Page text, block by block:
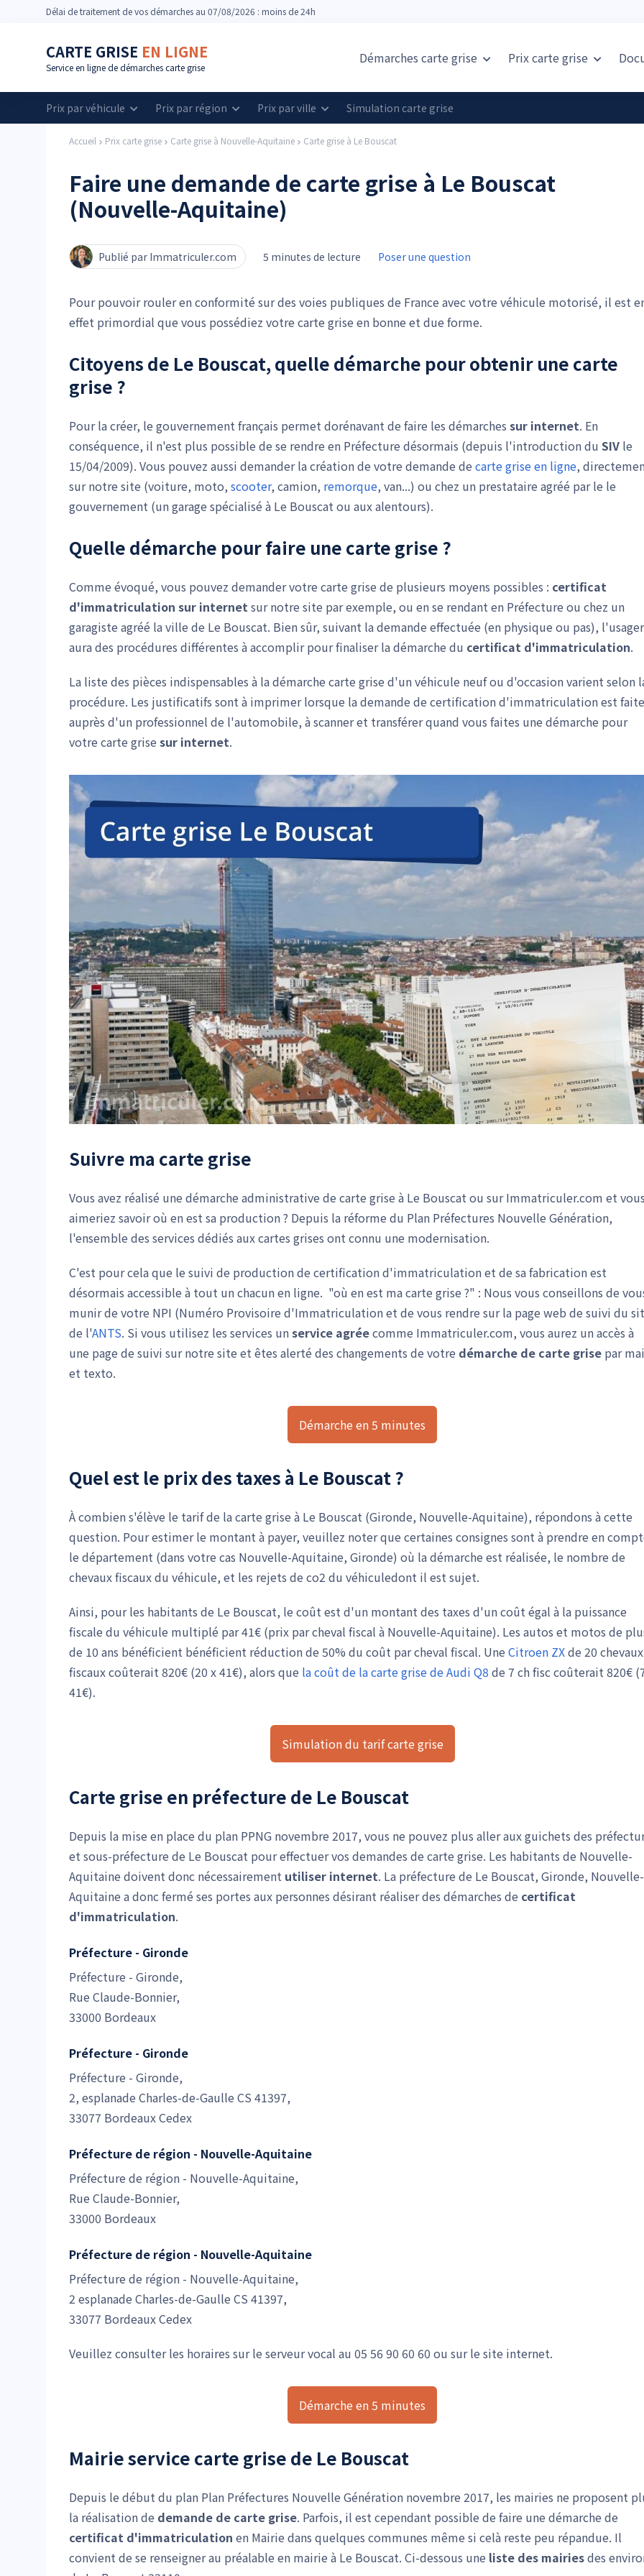
Délai de traitement de vos démarches au 07/08/2026 : moins de 24h
CARTE GRISE EN LIGNE
Service en ligne de démarches carte grise
Démarches carte grise Prixcarte grise
Prix par véhicule Prix par région Prix par ville Simulation carte grise
Accueil Prix carte grise Carte grise à Nouvelle-Aquitaine Carte grise à Le Bouscat
Faire une demande de carte grise à Le Bouscat
(Nouvelle-Aquitaine)
Publié par Immatriculer.com 5 minutes de lecture Poser une question
Pour pouvoir rouler en conformité sur des voies publiques de France avec votre véhicule motorisé, il est
effet primordial que vous possédiez votre carte grise en bonne et due forme.
Citoyens de Le Bouscat, quelle démarche pour obtenir une carte
grise ?
Pour la créer, le gouvernement français permet dorénavant de faire les démarches sur internet. En
conséquence, il n'est plus possible de se rendre en Préfecture désormais (depuis l'introduction du SIV le
15/04/2009). Vous pouvez aussi demander la création de votre demande de carte grise en ligne,
sur notre site (voiture, moto, scooter, camion, remorque, van...) ou chez un prestataire agréé par le le
gouvernement (un garage spécialisé à Le Bouscat ou aux alentours).
Quelle démarche pour faire une carte grise ?
Comme évoqué, vous pouvez demander votre carte grise de plusieurs moyens possibles : certificat
d'immatriculation sur internetsur notre site par exemple, ou en se rendant en Préfecture ou chez un
garagiste agréé la ville de Le Bouscat. Bien sûr, suivant la demande effectuée (en physique ou pas), l'usager
aura des procédures différentes à accomplir pour finaliser la démarche du certificat d'immatriculation.
La liste des pièces indispensables à la démarche carte grise d'un véhicule neuf ou d'occasion varient selon
procédure. Les justificatifs sont à imprimer lorsque la demande de certification d'immatriculation est
auprès d'un professionnel de l'automobile, à scanner et transférer quand vous faites une démarche pour
votre carte grise sur internet.
Suivre ma carte grise
Vous avez réalisé une démarche administrative de carte grise à Le Bouscat ou sur Immatriculer.com et vous
aimeriez savoir où en est sa production ? Depuis la réforme du Plan Préfectures Nouvelle Génération,
l'ensemble des services dédiés aux cartes grises ont connu une modernisation.
C'est pour cela que le suivi de production de certification d'immatriculation et de sa fabrication est
désormais accessible à tout un chacun en ligne. "où en est ma carte grise ?" : Nous vous conseillons de
munir de votre NPI (Numéro Provisoire d'Immatriculation et de vous rendre sur la page web de suivi du
de l'ANTS. Si vous utilisez les services unservice agréecomme Immatriculer.com, vous aurez un accès à
une page de suivi sur notre site et êtes alerté des changements de votre démarche de carte grise par
et texto.
Démarche en 5 minutes
Quel est le prix des taxes à Le Bouscat ?
À combien s'élève le tarif de la carte grise à Le Bouscat (Gironde, Nouvelle-Aquitaine), répondons à cette
question. Pour estimer le montant à payer, veuillez noter que certaines consignes sont à prendre en
le département (dans votre cas Nouvelle-Aquitaine, Gironde) où la démarche est réalisée, le nombre de
chevaux fiscaux du véhicule, et les rejets de co2 du véhiculedont il est sujet.
Ainsi, pour les habitants de Le Bouscat, le coût est d'un montant des taxes d'un coût égal à la puissance
fiscale du véhicule multiplé par 41€ (prix par cheval fiscal à Nouvelle-Aquitaine). Les autos et motos de
de 10 ans bénéficient bénéficient réduction de 50% du coût par cheval fiscal. Une Citroen ZXde 20 chevaux
fiscaux coûterait 820€ (20 x 41€), alors que la coût de la carte grise de Audi Q8 de 7 ch fisc coûterait 820€
41€).
Simulation du tarif carte grise
Carte grise en préfecture de Le Bouscat
Depuis la mise en place du plan PPNG novembre 2017, vous ne pouvez plus aller aux guichets des
et sous-préfecture de Le Bouscat pour effectuer vos demandes de carte grise. Les habitants de Nouvelle-
Aquitaine doivent donc nécessairement utiliser internet. La préfecture de Le Bouscat, Gironde, Nouvelle-
Aquitaine a donc fermé ses portes aux personnes désirant réaliser des démarches de certificat
d'immatriculation.
Préfecture - Gironde
Préfecture - Gironde,
Rue Claude-Bonnier,
33000 Bordeaux
Préfecture - Gironde
Préfecture - Gironde,
2, esplanade Charles-de-Gaulle CS 41397,
33077 Bordeaux Cedex
Préfecture de région - Nouvelle-Aquitaine
Préfecture de région - Nouvelle-Aquitaine,
Rue Claude-Bonnier,
33000 Bordeaux
Préfecture de région - Nouvelle-Aquitaine
Préfecture de région - Nouvelle-Aquitaine,
2 esplanade Charles-de-Gaulle CS 41397,
33077 Bordeaux Cedex
Veuillez consulter les horaires sur le serveur vocal au 05 56 90 60 60 ou sur le site internet.
Démarche en 5 minutes
Mairie service carte grise de Le Bouscat
Depuis le début du plan Plan Préfectures Nouvelle Génération novembre 2017, les mairies ne proposent
la réalisation de demande de carte grise. Parfois, il est cependant possible de faire une démarche de
certificat d'immatriculation en Mairie dans quelques communes même si celà reste peu répandue. Il
convient de se renseigner au préalable en mairie à Le Bouscat. Ci-dessous une liste des mairiesdes